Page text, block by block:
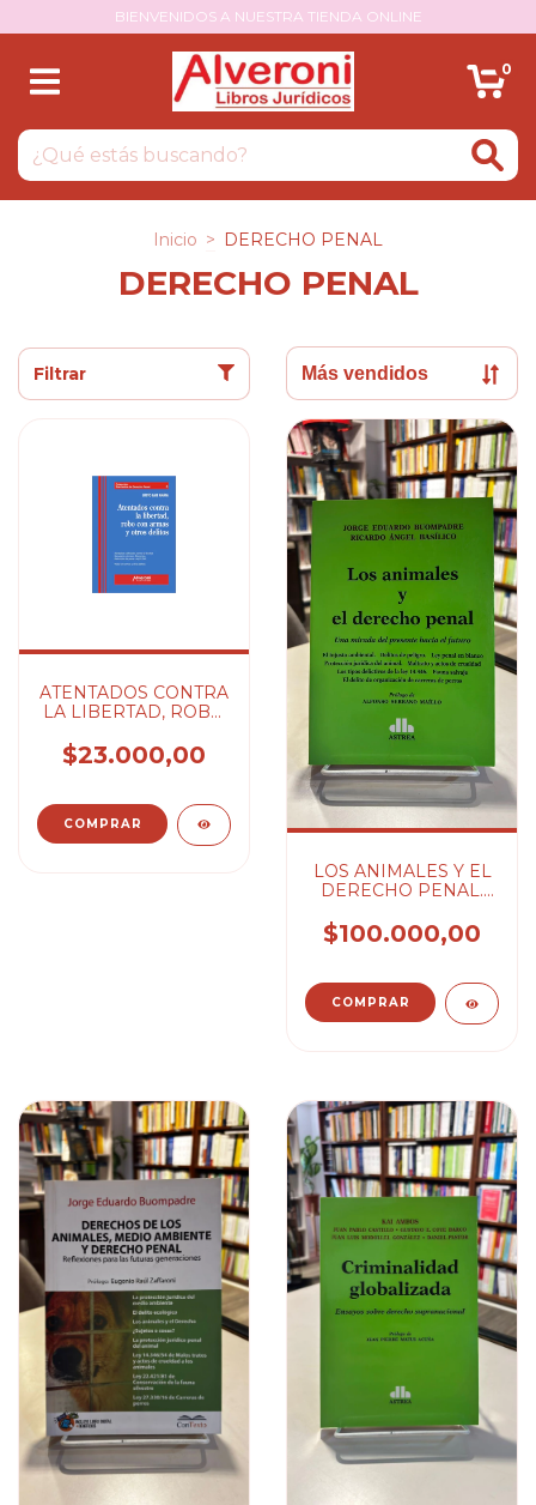
BIENVENIDOS A NUESTRA TIENDA ONLINE
0
Inicio > DERECHO PENAL
DERECHO PENAL
Filtrar
ATENTADOS CONTRA
LA LIBERTAD, ROBO
LAJE ANAYA JUSTO
$23.000,00
LOS ANIMALES Y EL
DERECHO PENAL.
JORGE E.
$100.000,00